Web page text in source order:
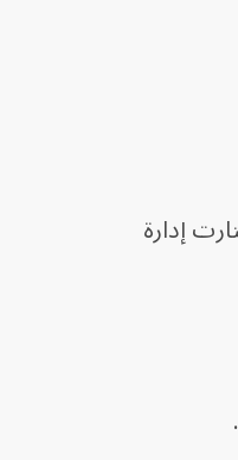
إدارة